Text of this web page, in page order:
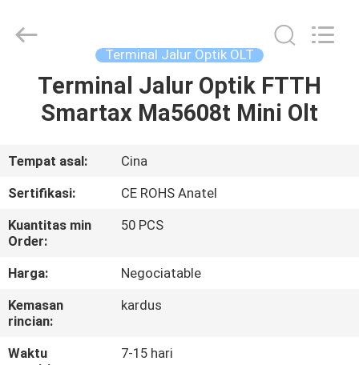
RUMAH
TENTANG
KAMI
TUR
PABRIK
KONTROL
LIMITED.
Terminal Jalur Optik OLT
Terminal Jalur Optik FTTH
Smartax Ma5608t Mini Olt
Tempat asal:
Cina
Sertifikasi:
CE ROHS Anatel
Kuantitas min
Order:
50 PCS
Harga:
Negociatable
Kemasan
rincian:
kardus
Waktu
7-15 hari